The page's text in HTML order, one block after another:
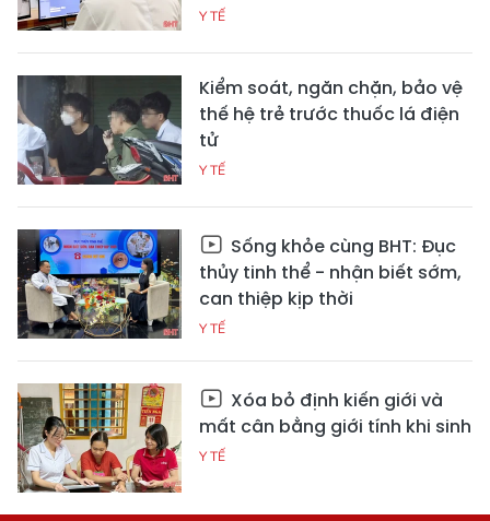
Y TẾ
Kiểm soát, ngăn chặn, bảo vệ
thế hệ trẻ trước thuốc lá điện
tử
Y TẾ
Sống khỏe cùng BHT: Đục
thủy tinh thể - nhận biết sớm,
can thiệp kịp thời
Y TẾ
Xóa bỏ định kiến giới và
mất cân bằng giới tính khi sinh
Y TẾ